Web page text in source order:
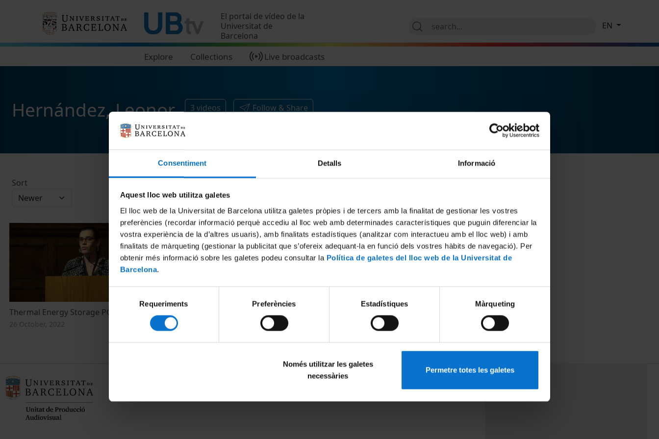
Consentiment Detalls Informació
Aquest lloc web utilitza galetes
El lloc web de la Universitat de Barcelona utilitza galetes pròpies i de tercers amb la finalitat de gestionar les vostres
preferències (recordar informació perquè accediu al lloc web amb determinades característiques que puguin diferenciar la
vostra experiència de la d’altres usuaris), amb finalitats estadístiques (analitzar com interactueu amb el lloc web) i amb
finalitats de màrqueting (gestionar la publicitat que s’ofereix adequant-la en funció dels vostres hàbits de navegació). Per
obtenir més informació sobre les galetes podeu consultar la Política de galetes del lloc web de la Universitat de
Barcelona.
de
consentiment
Requeriments Preferències Estadístiques Màrqueting
Només utilitzar les galetes
necessàries
Permetre totes les galetes
El portal de vídeo de la
Universitat de
Barcelona
Explore Collections Live broadcasts
EN
Hernández, Leonor 3 videos Follow & Share
Sort
Thermal Energy Storage PCM (III)
26 October, 2022
Cold storage
26 October, 2022
Thermal Energy Storage PCM (II)
25 October, 2022
MENÚ PEU 1
Legal notice
PEU 3